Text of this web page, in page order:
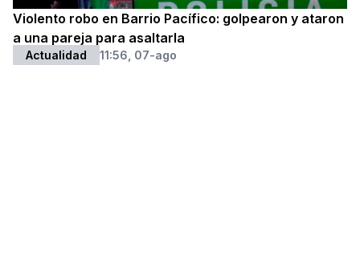
Violento robo en Barrio Pacífico: golpearon y ataron
a una pareja para asaltarla
Actualidad 11:56, 07-ago